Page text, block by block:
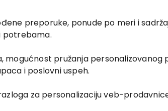
preporuke, ponude po meri i
potrebama.
mogućnost pružanja personalizovanog
i poslovni uspeh.
za personalizaciju veb-